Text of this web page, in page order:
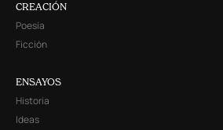
CREACIÓN
Poesía
Ficción
ENSAYOS
Historia
Ideas